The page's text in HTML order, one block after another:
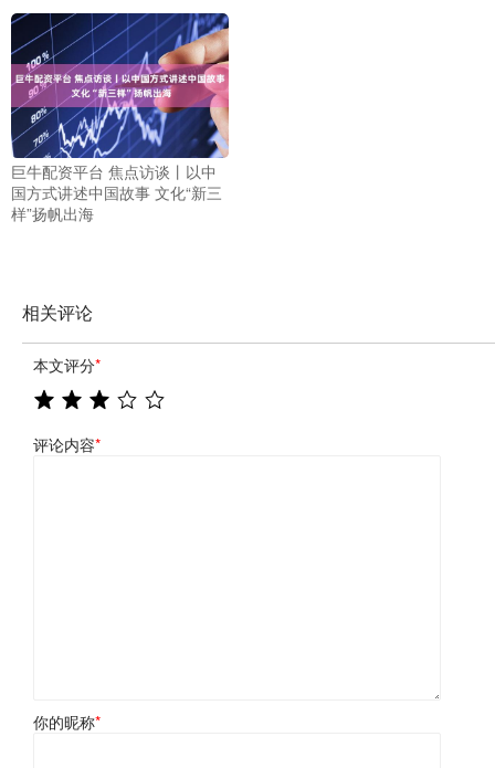
巨牛配资平台 焦点访谈丨以中
国方式讲述中国故事 文化“新三
样”扬帆出海
相关评论
本文评分*
评论内容*
你的昵称*